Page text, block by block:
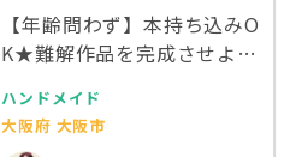
【年齢問わず】本持ち込みO
K★難解作品を完成させよう
ハンドメイド
大阪府 大阪市